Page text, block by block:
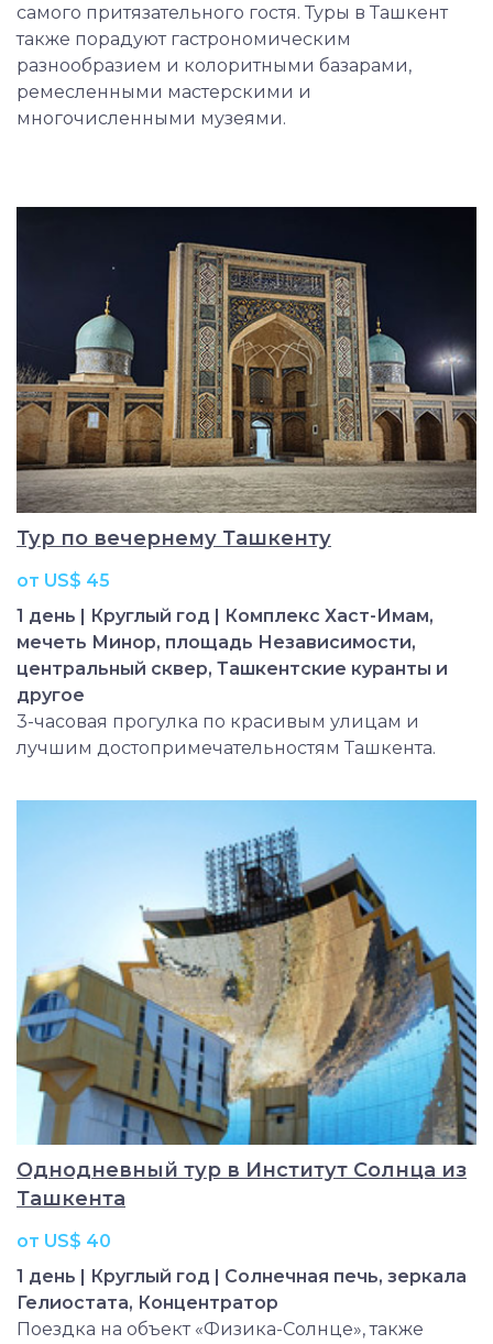
самого притязательного гостя. Туры в Ташкент
также порадуют гастрономическим
разнообразием и колоритными базарами,
ремесленными мастерскими и
многочисленными музеями.
Тур по вечернему Ташкенту
от US$ 45
1 день | Круглый год | Комплекс Хаст-Имам,
мечеть Минор, площадь Независимости,
центральный сквер, Ташкентские куранты и
другое
3-часовая прогулка по красивым улицам и
лучшим достопримечательностям Ташкента.
Однодневный тур в Институт Солнца из
Ташкента
от US$ 40
1 день | Круглый год | Солнечная печь, зеркала
Гелиостата, Концентратор
Поездка на объект «Физика-Солнце», также